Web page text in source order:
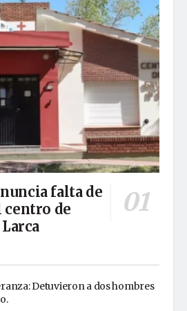
falta de
centro de
Detuvieron a dos hombres